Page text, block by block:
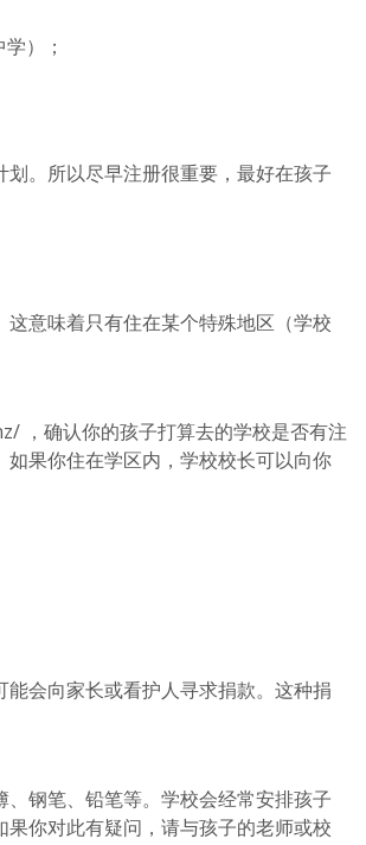
）；
。所以尽早注册很重要，最好在孩子
意味着只有住在某个特殊地区（学校
，确认你的孩子打算去的学校是否有注
果你住在学区内，学校校长可以向你
会向家长或看护人寻求捐款。这种捐
钢笔、铅笔等。学校会经常安排孩子
你对此有疑问，请与孩子的老师或校